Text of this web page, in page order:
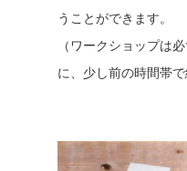
うことができます。
（ワークショップは
に、少し前の時間帯